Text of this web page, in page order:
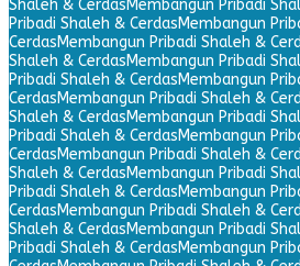
Shaleh & CerdasMembangun Pribadi
Pribadi Shaleh & CerdasMembangun
CerdasMembangun Pribadi Shaleh &
Shaleh & CerdasMembangun Pribadi
Pribadi Shaleh & CerdasMembangun
CerdasMembangun Pribadi Shaleh &
Shaleh & CerdasMembangun Pribadi
Pribadi Shaleh & CerdasMembangun
CerdasMembangun Pribadi Shaleh &
Shaleh & CerdasMembangun Pribadi
Pribadi Shaleh & CerdasMembangun
CerdasMembangun Pribadi Shaleh &
Shaleh & CerdasMembangun Pribadi
Pribadi Shaleh & CerdasMembangun